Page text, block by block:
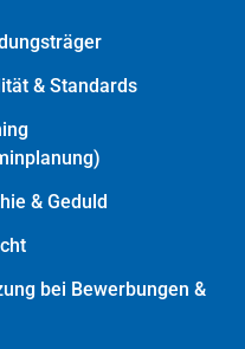
& Standards
& Geduld
bei Bewerbungen &